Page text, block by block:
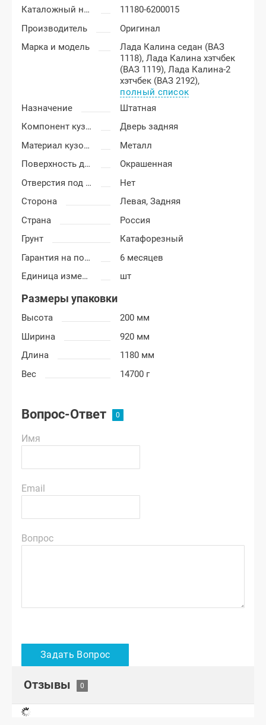
Каталожный номер
11180-6200015
Производитель
Оригинал
Марка и модель
Лада Калина седан (ВАЗ
1118),Лада Калина хэтчбек
(ВАЗ 1119),Лада Калина-2
хэтчбек (ВАЗ 2192),
полный список
Назначение
Штатная
Компонент кузова
Дверь задняя
Материал кузовных деталей
Металл
Поверхность двери
Окрашенная
Отверстия под молдинг
Нет
Сторона
Левая,Задняя
Страна
Россия
Грунт
Катафорезный
Гарантия на покраску
6 месяцев
Единица измерения
шт
Размеры упаковки
Высота
200 мм
Ширина
920 мм
Длина
1180 мм
Вес
14700 г
Вопрос-Ответ
Имя
Email
Вопрос
Отзывы